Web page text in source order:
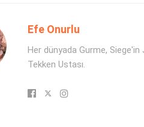
Efe Onurlu
Her dünyada Gurme,
Tekken Ustası.